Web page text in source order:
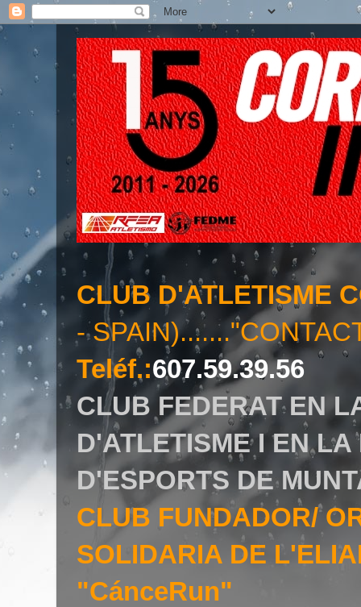
CLUB D'ATLETISME
-
Teléf.:607.59.39.56
CLUB FEDERAT EN
D'ATLETISME I EN
D'ESPORTS DE
CLUB FUNDADOR/
SOLIDARIA DE
"CánceRun"